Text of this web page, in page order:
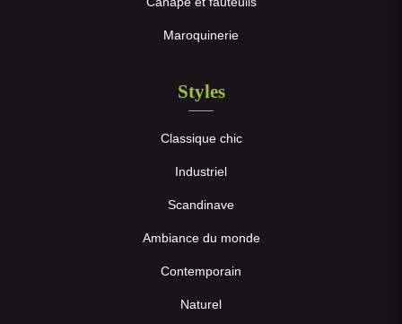
Maroquinerie
Styles
Classique chic
Industriel
Scandinave
Ambiance du monde
Contemporain
Naturel